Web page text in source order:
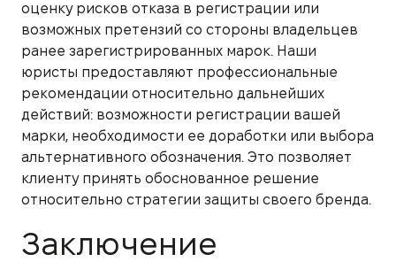
оценку рисков отказа в регистрации или
возможных претензий со стороны владельцев
ранее зарегистрированных марок. Наши
юристы предоставляют профессиональные
рекомендации относительно дальнейших
действий: возможности регистрации вашей
марки, необходимости ее доработки или выбора
альтернативного обозначения. Это позволяет
клиенту принять обоснованное решение
относительно стратегии защиты своего бренда.
Заключение